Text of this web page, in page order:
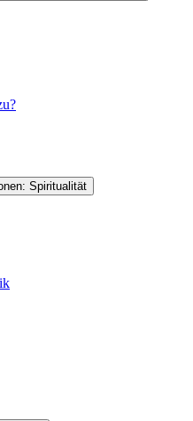
Spiritualität